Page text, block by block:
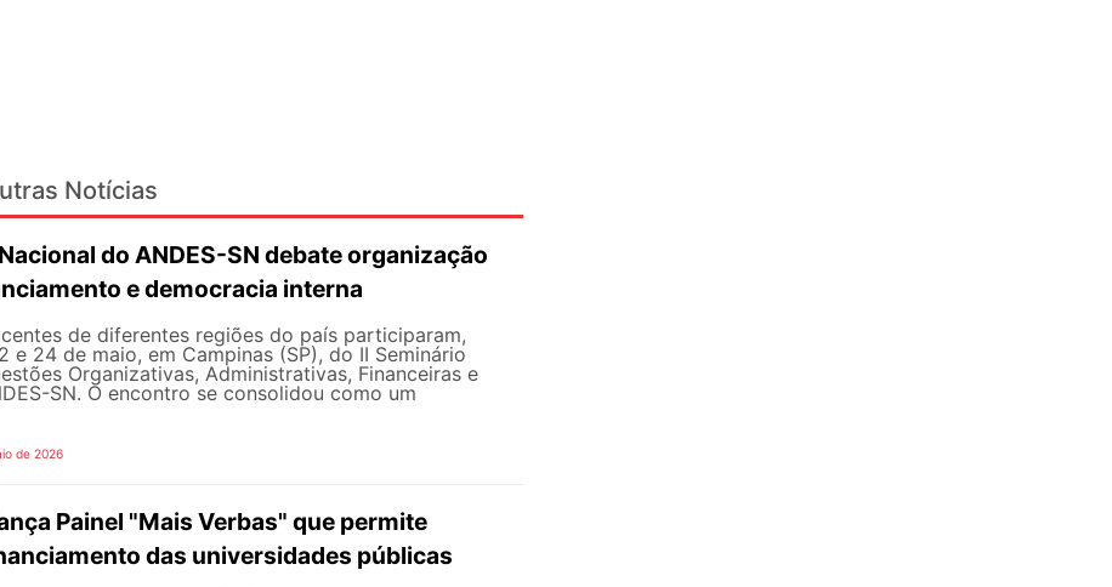
Notícias
do ANDES-SN debate organização
e democracia interna
de diferentes regiões do país participaram,
e 24 de maio, em Campinas (SP), do II Seminário
Organizativas, Administrativas, Financeiras e
SN. O encontro se consolidou como um
de 2026
Painel "Mais Verbas" que permite
das universidades públicas